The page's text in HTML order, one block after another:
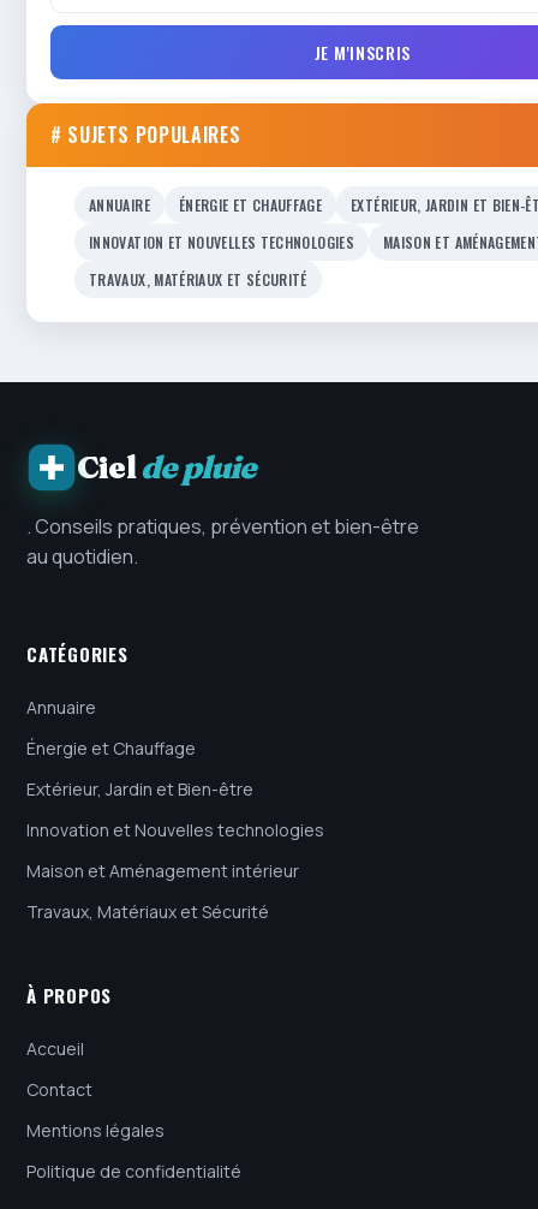
JE M'INSCRIS
# SUJETS POPULAIRES
ANNUAIRE ÉNERGIE ET CHAUFFAGE
EXTÉRIEUR, JARDIN ET BIEN-
INNOVATION ET NOUVELLES TECHNOLOGIES
MAISON ET
TRAVAUX, MATÉRIAUX ET SÉCURITÉ
Cielde pluie
. Conseils pratiques, prévention et bien-être
au quotidien.
CATÉGORIES
Annuaire
Énergie et Chauffage
Extérieur, Jardin et Bien-être
Innovation et Nouvelles technologies
Maison et Aménagement intérieur
Travaux, Matériaux et Sécurité
À PROPOS
Accueil
Contact
Mentions légales
Politique de confidentialité